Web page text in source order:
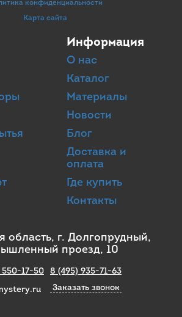
конфиденциальности
Карта сайта
Информация
О нас
Каталог
Материалы
Новости
Блог
Доставка и
оплата
Где купить
Контакты
область, г. Долгопрудный,
проезд, 10
17-50
8 (495) 935-71-63
Заказать звонок